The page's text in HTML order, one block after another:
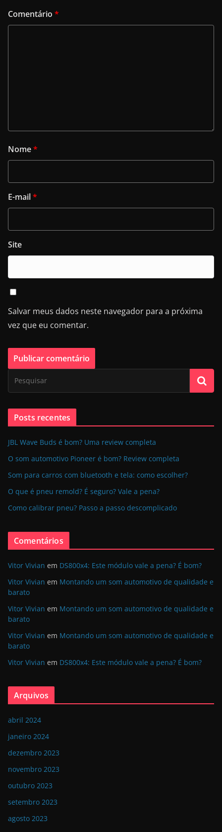
Comentário *
Nome*
E-mail*
Site
Salvar meus dados neste navegador para a próxima
vez que eu comentar.
Posts recentes
JBL Wave Buds é bom? Uma review completa
O som automotivo Pioneer é bom? Review completa
Som para carros com bluetooth e tela: como escolher?
O que é pneu remold? É seguro? Vale a pena?
Como calibrar pneu? Passo a passo descomplicado
Comentários
Vitor Vivian em DS800x4: Este módulo vale a pena? É bom?
Vitor Vivian em Montando um som automotivo de qualidade e
barato
Vitor Vivian em Montando um som automotivo de qualidade e
barato
Vitor Vivian em Montando um som automotivo de qualidade e
barato
Vitor Vivian em DS800x4: Este módulo vale a pena? É bom?
Arquivos
abril 2024
janeiro 2024
dezembro 2023
novembro 2023
outubro 2023
setembro 2023
agosto 2023